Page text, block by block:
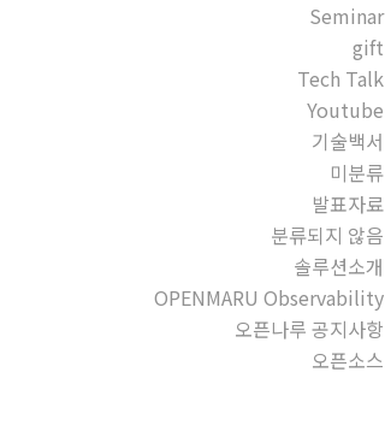
Seminar
gift
Tech Talk
Youtube
기술백서
미분류
발표자료
분류되지 않음
솔루션소개
OPENMARU Observability
오픈나루 공지사항
오픈소스